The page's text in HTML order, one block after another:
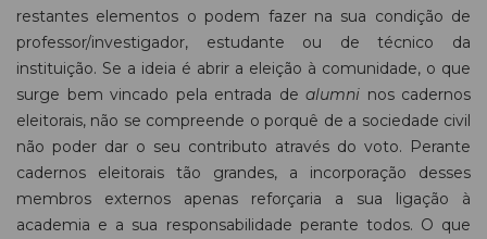
restantes elementos o podem fazer na sua condição de
professor/investigador, estudante ou de técnico da
instituição. Se a ideia é abrir a eleição à comunidade, o que
surge bem vincado pela entrada de alumni nos cadernos
eleitorais, não se compreende o porquê de a sociedade civil
não poder dar o seu contributo através do voto. Perante
cadernos eleitorais tão grandes, a incorporação desses
membros externos apenas reforçaria a sua ligação à
academia e a sua responsabilidade perante todos. O que